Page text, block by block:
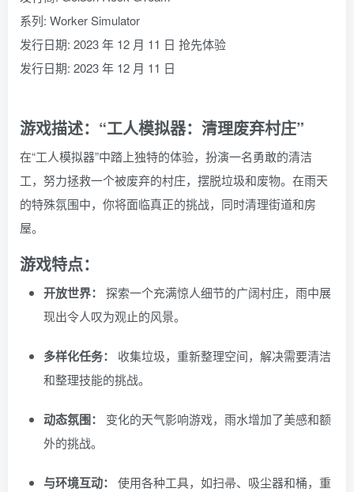
系列: Worker Simulator
发行日期: 2023 年 12 月 11 日 抢先体验
发行日期: 2023 年 12 月 11 日
游戏描述：“工人模拟器：清理废弃村庄”
在“工人模拟器”中踏上独特的体验，扮演一名勇敢的清洁
工，努力拯救一个被废弃的村庄，摆脱垃圾和废物。在雨天
的特殊氛围中，你将面临真正的挑战，同时清理街道和房
屋。
游戏特点：
开放世界：
探索一个充满惊人细节的广阔村庄，雨中展
现出令人叹为观止的风景。
多样化任务：
收集垃圾，重新整理空间，解决需要清洁
和整理技能的挑战。
动态氛围：
变化的天气影响游戏，雨水增加了美感和额
外的挑战。
与环境互动：
使用各种工具，如扫帚、吸尘器和桶，重